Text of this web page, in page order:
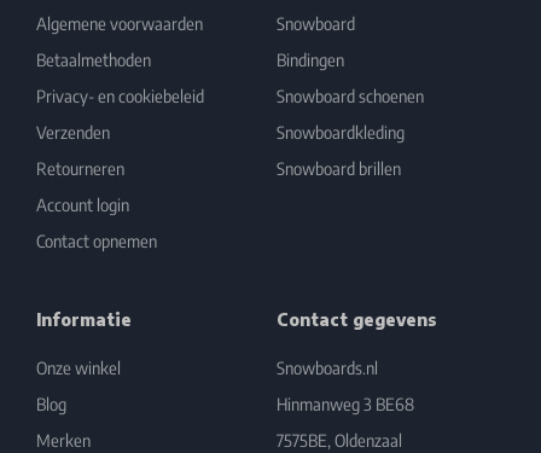
Algemene voorwaarden
Betaalmethoden
Privacy- en cookiebeleid
Verzenden
Retourneren
Account login
Contact opnemen
Snowboard
Bindingen
Snowboard schoenen
Snowboardkleding
Snowboard brillen
Informatie
Onze winkel
Blog
Merken
Contact gegevens
Snowboards.nl
Hinmanweg 3 BE68
7575BE, Oldenzaal